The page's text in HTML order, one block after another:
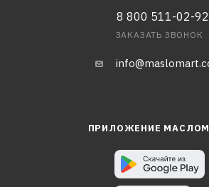
8 800 511-02-92
ЗАКАЗАТЬ ЗВОНОК
ПРИЛОЖЕНИЕ